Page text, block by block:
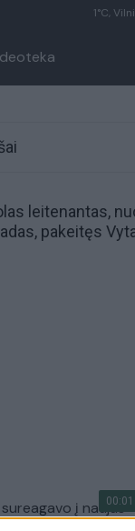
1°C,
leitenantas,
pakeitęs
į naujus